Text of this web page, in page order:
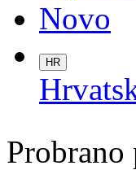
Novo
HR
Probrano